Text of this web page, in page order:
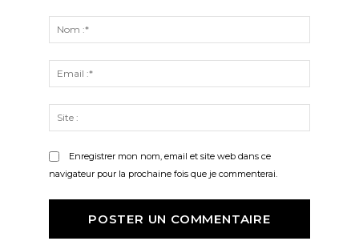
Enregistrer mon nom, email et site web dans ce
navigateur pour la prochaine fois que je commenterai.